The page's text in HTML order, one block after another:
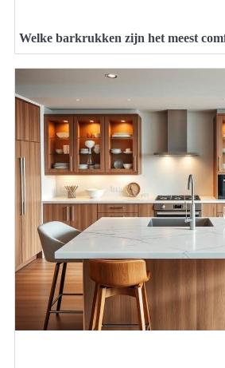
Welke barkrukken zijn het meest